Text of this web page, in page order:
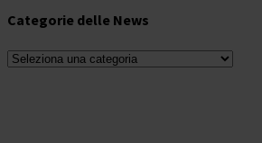
Categorie delle News
Categorie